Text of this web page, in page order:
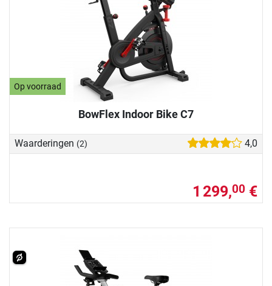
Op voorraad
BowFlex Indoor Bike C7
Waarderingen (2) 4,0
1 299,00 €